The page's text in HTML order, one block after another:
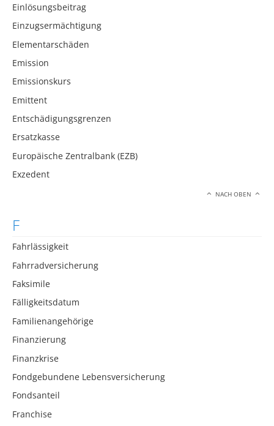
Einlösungsbeitrag
Einzugsermächtigung
Elementarschäden
Emission
Emissionskurs
Emittent
Entschädigungsgrenzen
Ersatzkasse
Europäische Zentralbank (EZB)
Exzedent
NACH OBEN
F
Fahrlässigkeit
Fahrradversicherung
Faksimile
Fälligkeitsdatum
Familienangehörige
Finanzierung
Finanzkrise
Fondgebundene Lebensversicherung
Fondsanteil
Franchise